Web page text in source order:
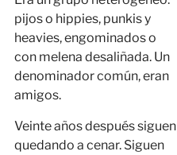
pijos o hippies, punkis y
heavies, engominados o
con melena desaliñada. Un
denominador común, eran
amigos.
Veinte años después siguen
quedando a cenar. Siguen